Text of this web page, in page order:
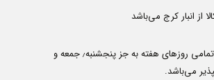
از انبار کرج می‌باشد
ارسال کالا در تمامی روزهای هفته به جز پنجشنبه٫ جمعه و
می‌باشد.